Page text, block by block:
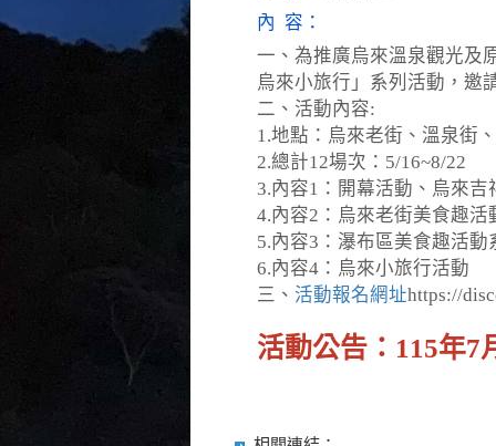
內 容：
一、為推廣烏來溫泉觀光及
烏來小旅行」系列活動，邀
二、活動內容:
1.地點：烏來老街、溫泉街
2.總計12場次：5/16~8/22
3.內容1：開幕活動、烏來吉
4.內容2：烏來老街美食趣活
5.內容3：瀑布區美食趣活動
6.內容4：烏來小旅行活動
三、 活動報名網址https://
活動公告：115年7